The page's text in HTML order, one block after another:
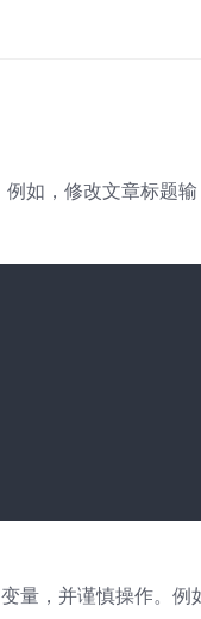
如，修改文章标题输
量，并谨慎操作。例